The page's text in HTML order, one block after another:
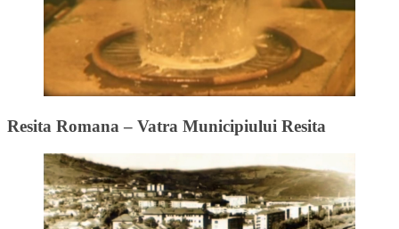
Resita Romana – Vatra Municipiului Resita